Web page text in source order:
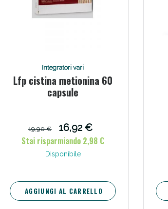
Integratori vari
Lfp cistina metionina 60
capsule
19,90 €
16,92 €
Stai risparmiando 2,98 €
Disponibile
AGGIUNGI AL CARRELLO
fino al 55% valido oggi!